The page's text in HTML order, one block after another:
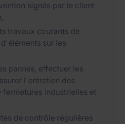
signés par le client
travaux courants de
sur les
pannes, effectuer les
l'entretien des
fermetures industrielles et
de contrôle régulières